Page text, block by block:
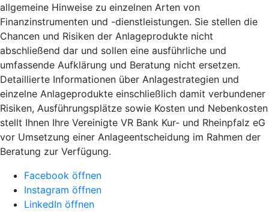
allgemeine Hinweise zu einzelnen Arten von
Finanzinstrumenten und -dienstleistungen. Sie stellen die
Chancen und Risiken der Anlageprodukte nicht
abschließend dar und sollen eine ausführliche und
umfassende Aufklärung und Beratung nicht ersetzen.
Detaillierte Informationen über Anlagestrategien und
einzelne Anlageprodukte einschließlich damit verbundener
Risiken, Ausführungsplätze sowie Kosten und Nebenkosten
stellt Ihnen Ihre Vereinigte VR Bank Kur- und Rheinpfalz eG
vor Umsetzung einer Anlageentscheidung im Rahmen der
Beratung zur Verfügung.
Facebook öffnen
Instagram öffnen
LinkedIn öffnen